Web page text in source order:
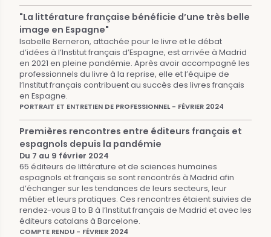
"La littérature française bénéficie d’une très belle
image en Espagne"
Isabelle Berneron, attachée pour le livre et le débat
d’idées à l’Institut français d’Espagne, est arrivée à Madrid
en 2021 en pleine pandémie. Après avoir accompagné les
professionnels du livre à la reprise, elle et l’équipe de
l’Institut français contribuent au succès des livres français
en Espagne.
PORTRAIT ET ENTRETIEN DE PROFESSIONNEL - FÉVRIER 2024
Premières rencontres entre éditeurs français et
espagnols depuis la pandémie
Du 7 au 9 février 2024
65 éditeurs de littérature et de sciences humaines
espagnols et français se sont rencontrés à Madrid afin
d’échanger sur les tendances de leurs secteurs, leur
métier et leurs pratiques. Ces rencontres étaient suivies de
rendez-vous B to B à l’Institut français de Madrid et avec les
éditeurs catalans à Barcelone.
COMPTE RENDU - FÉVRIER 2024